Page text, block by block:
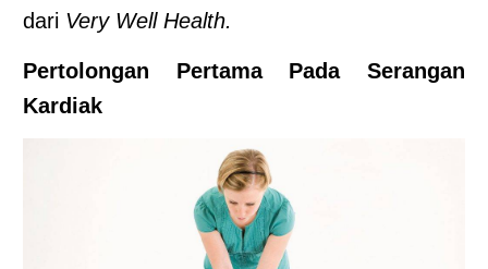
dari Very Well Health.
Pertolongan Pertama Pada Serangan
Kardiak